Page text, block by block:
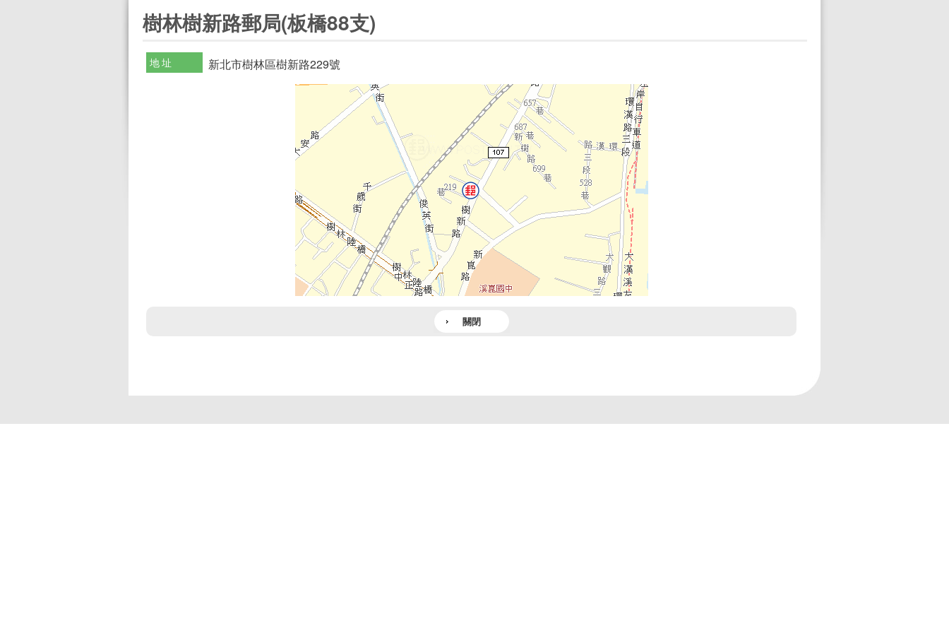
樹林樹新路郵局(板橋88支)
地址 新北市樹林區樹新路229號